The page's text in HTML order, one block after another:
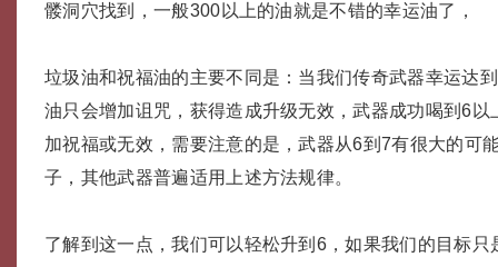
髅洞穴找到，一般300以上的油就是不错的幸运油了，
垃圾油和祝福油的主要不同是：当我们传奇武器幸运达
油只会增加诅咒，获得造成升级无效，武器成功喝到6以
加祝福或无效，需要注意的是，武器从6到7有很大的可
子，其他武器普遍适用上述方法规律。
了解到这一点，我们可以轻松升到6，如果我们的目标